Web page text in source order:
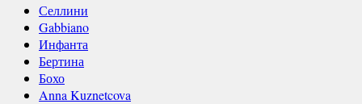
Селлини
Gabbiano
Инфанта
Бертина
Бохо
Anna Kuznetcova